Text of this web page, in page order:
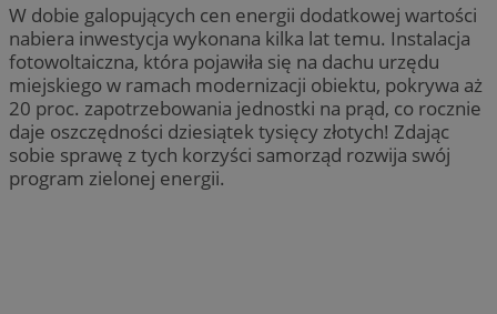
W dobie galopujących cen energii dodatkowej wartości
nabiera inwestycja wykonana kilka lat temu. Instalacja
fotowoltaiczna, która pojawiła się na dachu urzędu
miejskiego w ramach modernizacji obiektu, pokrywa aż
20 proc. zapotrzebowania jednostki na prąd, co rocznie
daje oszczędności dziesiątek tysięcy złotych! Zdając
sobie sprawę z tych korzyści samorząd rozwija swój
program zielonej energii.